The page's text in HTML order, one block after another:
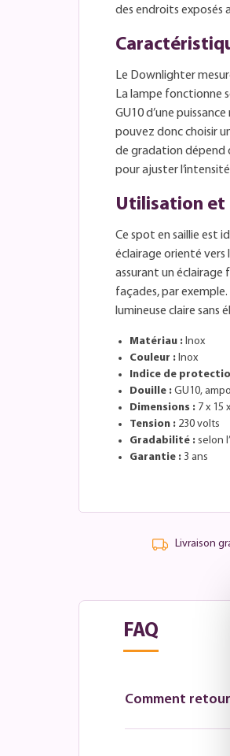
des endroits exposés
Le Downlighter
La lampe fonctionne
GU10 d’une
pouvez donc choisir
de gradation dépend
pour ajuster
Utilisation
Ce spot en saillie est
éclairage orienté vers
assurant un éclairage
façades, par
lumineuse claire sans
Matériau : Inox
Couleur : Inox
Indice de
Douille : GU10,
Dimensions : 7 x 15
Tension : 230 volts
Gradabilité : selon
Garantie : 3 ans
Livraison
FAQ
Comment